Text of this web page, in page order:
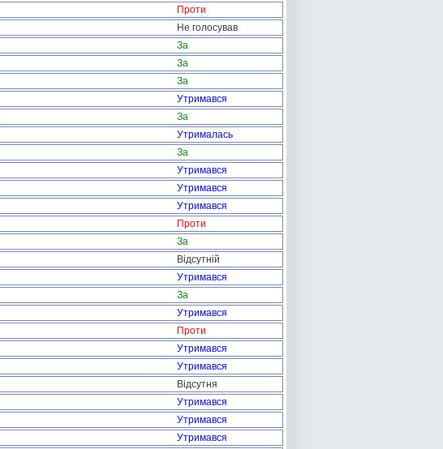
Проти
Не голосував
За
За
За
Утримався
За
Утрималась
За
Утримався
Утримався
Утримався
Проти
За
Відсутній
Утримався
За
Утримався
Проти
Утримався
Утримався
Відсутня
Утримався
Утримався
Утримався